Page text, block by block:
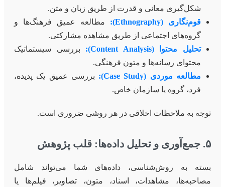
شکل‌گیری معانی و قدرت از طریق زبان و متن.
قوم‌نگاری (Ethnography):
مطالعه عمیق فرهنگ‌ها و
گروه‌های اجتماعی از طریق مشاهده مشارکتی.
تحلیل محتوا (Content Analysis):
بررسی سیستماتیک
محتوای رسانه‌ها و متون فرهنگی.
مطالعه موردی (Case Study):
بررسی عمیق یک پدیده،
فرد، گروه یا سازمان خاص.
توجه به ملاحظات اخلاقی در هر روشی ضروری است.
۵. جمع‌آوری و تحلیل داده‌ها: قلب پژوهش
بسته به روش‌شناسی، داده‌های شما می‌تواند شامل
مصاحبه‌ها، مشاهدات، اسناد، متون، تصاویر، فیلم‌ها یا